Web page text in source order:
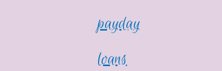
payday
loans